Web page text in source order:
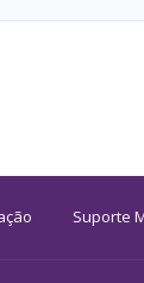
Suporte